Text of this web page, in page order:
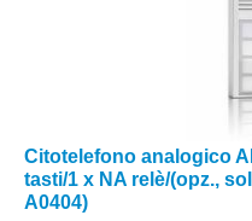
Citotelefono analogico
tasti/1 x NA relè/(opz.,
A0404)